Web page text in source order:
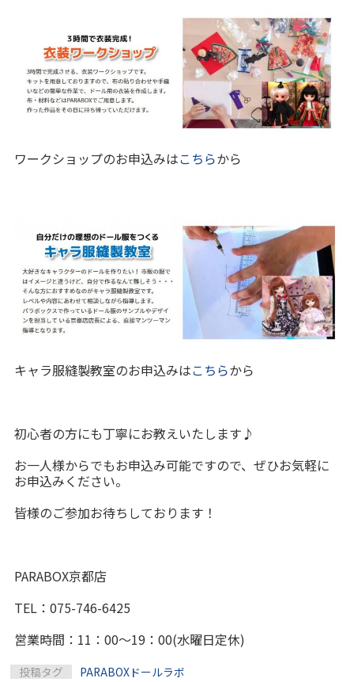
ワークショップのお申込みはこちらから
キャラ服縫製教室のお申込みはこちらから
初心者の方にも丁寧にお教えいたします♪
お一人様からでもお申込み可能ですので、ぜひお気軽に
お申込みください。
皆様のご参加お待ちしております！
PARABOX京都店
TEL：075-746-6425
営業時間：11：00～19：00(水曜日定休)
投稿タグ PARABOXドールラボ